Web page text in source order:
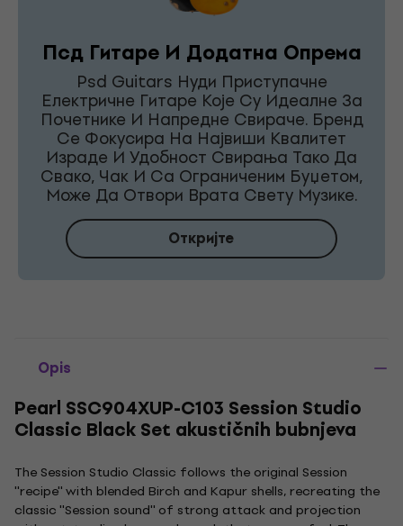
Псд Гитаре И Додатна Опрема
Psd Guitars Нуди Приступачне
Електричне Гитаре Које Су Идеалне За
Почетнике И Напредне Свираче. Бренд
Се Фокусира На Највиши Квалитет
Израде И Удобност Свирања Тако Да
Свако, Чак И Са Ограниченим Буџетом,
Може Да Отвори Врата Свету Музике.
Откријте
Opis
Pearl SSC904XUP-C103 Session Studio
Classic Black Set akustičnih bubnjeva
The Session Studio Classic follows the original Session
''recipe'' with blended Birch and Kapur shells, recreating the
classic ''Session sound'' of strong attack and projection